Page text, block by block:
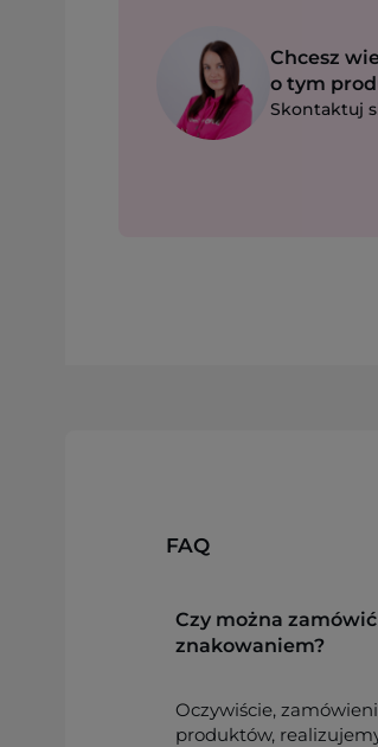
Chcesz
o tym
Skontaktuj
FAQ
Czy można
znakowaniem?
Oczywiście,
produktów,